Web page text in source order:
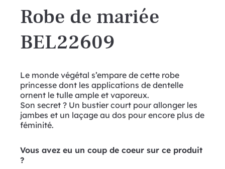
Robe de mariée
BEL22609
Le monde végétal s’empare de cette robe
princesse dont les applications de dentelle
ornent le tulle ample et vaporeux.
Son secret ? Un bustier court pour allonger les
jambes et un laçage au dos pour encore plus de
féminité.
Vous avez eu un coup de coeur sur ce produit
?